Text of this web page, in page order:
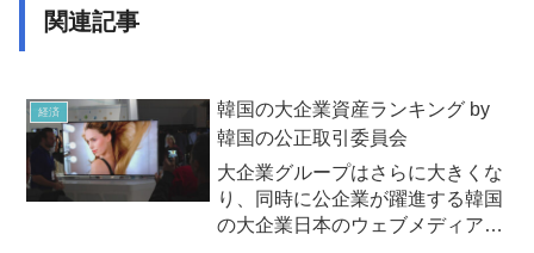
関連記事
経済
韓国の大企業資産ランキング by
韓国の公正取引委員会
大企業グループはさらに大きくな
り、同時に公企業が躍進する韓国
の大企業日本のウェブメディア